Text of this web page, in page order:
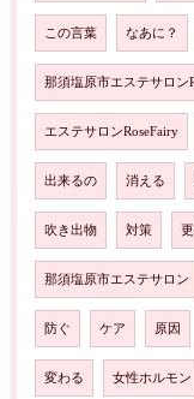
この言葉 なあに？
那須塩原市エステサロン
エステサロンRoseFairy
出来るの 消える
吹き出物 対策
那須塩原市エステサロン
防ぐ ケア 原因
変わる 女性ホルモン